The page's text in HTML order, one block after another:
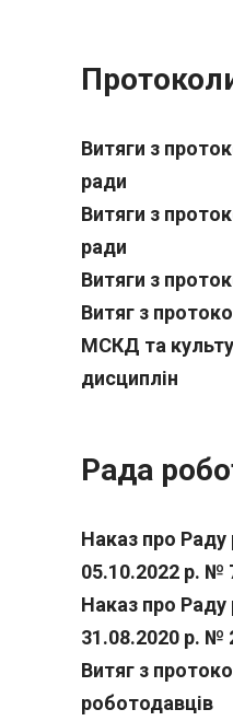
Витяги з
ради
Витяги з
ради
Витяги з
Витяг з
МСКД та
дисциплін
Рада
Наказ про Раду
05.10.2022 р. №
Наказ про Раду
31.08.2020 р. №
Витяг з
роботодавців